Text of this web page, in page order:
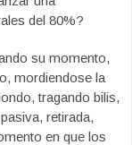
del 80%?
su momento,
mordiendose la
tragando bilis,
retirada,
en que los